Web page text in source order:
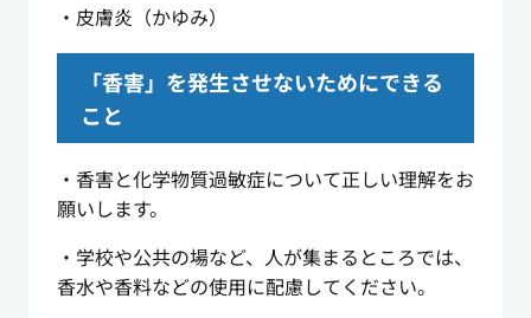
・皮膚炎（かゆみ）
「香害」を発生させないためにできる
こと
・香害と化学物質過敏症について正しい理解をお
願いします。
・学校や公共の場など、人が集まるところでは、
香水や香料などの使用に配慮してください。